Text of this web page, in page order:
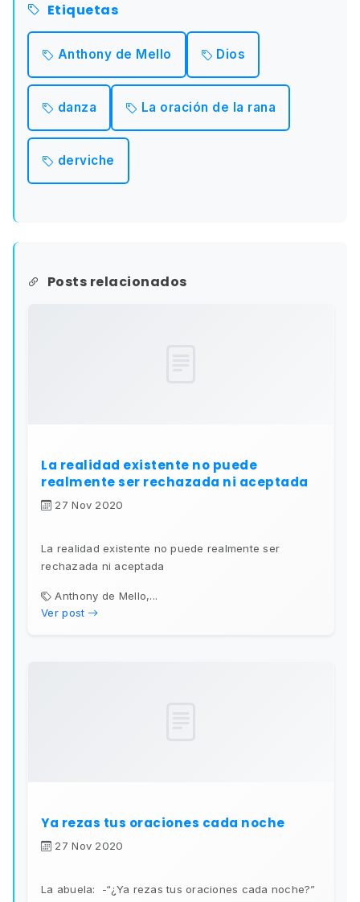
Etiquetas
Anthony de Mello Dios
danza La oración de la rana
derviche
Posts relacionados
La realidad existente no puede
realmente ser rechazada ni aceptada
27 Nov 2020
La realidad existente no puede realmente ser
rechazada ni aceptada
Anthony de Mello,...
Ver post
Ya rezas tus oraciones cada noche
27 Nov 2020
La abuela: -“¿Ya rezas tus oraciones cada noche?”